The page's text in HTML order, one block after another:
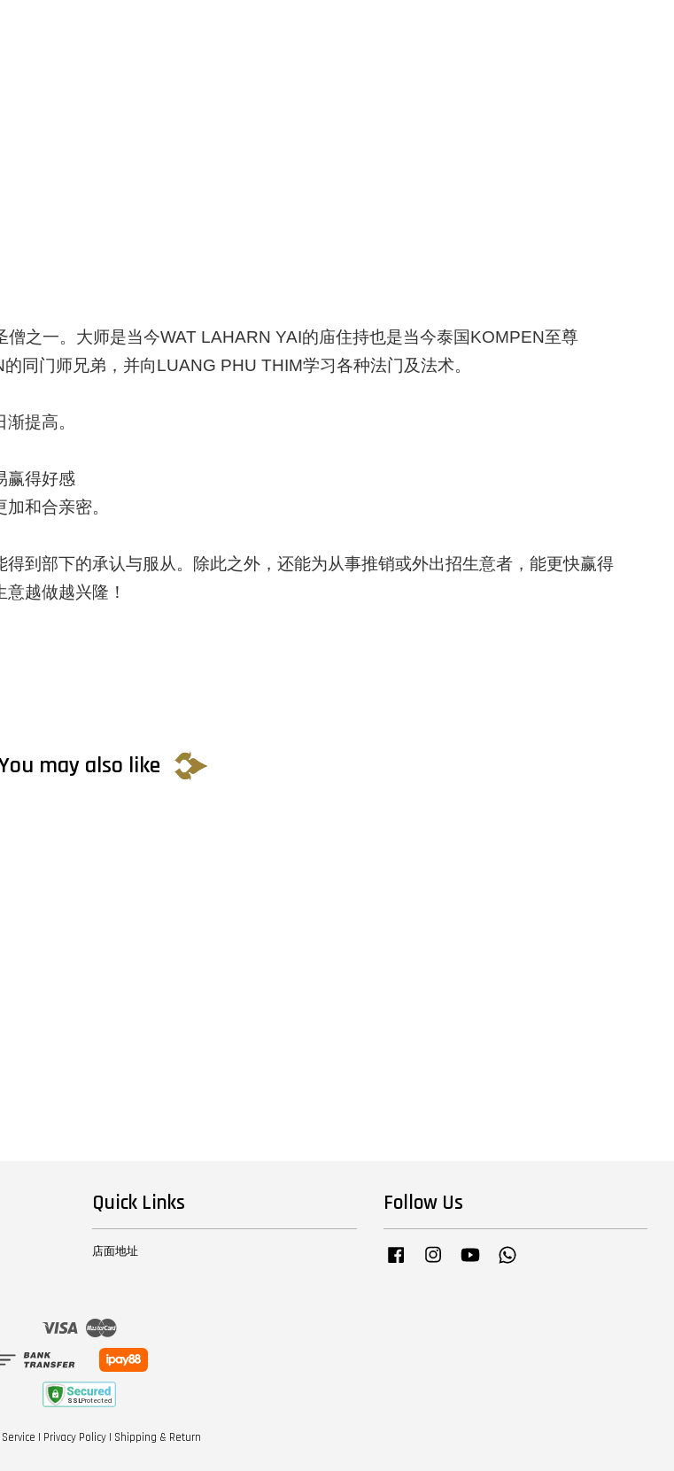
之一。大师是当今WAT LAHARN YAI的庙住持也是当今泰国KOMPEN至尊
同门师兄弟，并向LUANG PHU THIM学习各种法门及法术。
提高。
赢得好感
和合亲密。
到部下的承认与服从。除此之外，还能为从事推销或外出招生意者，能更快赢得
越做越兴隆！
may also like
Quick Links
店面地址
Follow Us
Facebook InstagramYouTube
Visa Master
| Privacy Policy| Shipping & Return